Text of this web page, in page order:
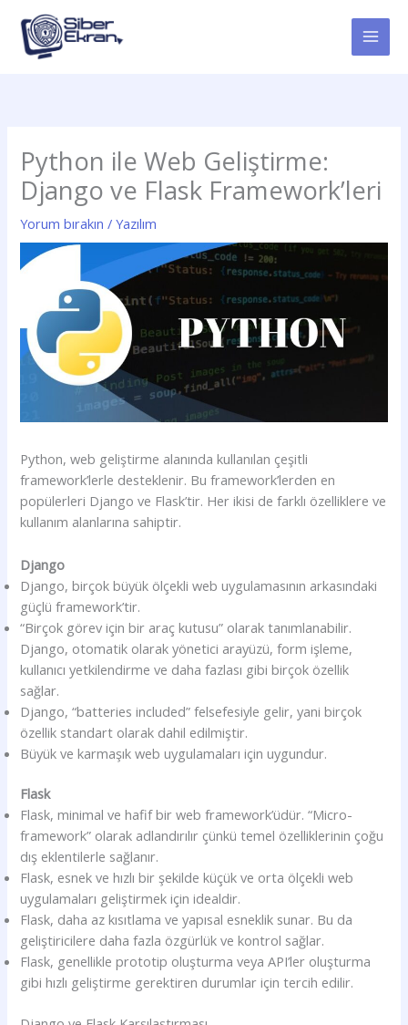
atla
Python ile Web Geliştirme:
Django ve Flask Framework’leri
Yorum bırakın /Yazılım
Python, web geliştirme alanında kullanılan çeşitli
framework’lerle desteklenir. Bu framework’lerden en
popülerleri Django ve Flask’tir. Her ikisi de farklı özelliklere ve
kullanım alanlarına sahiptir.
Django
Django, birçok büyük ölçekli web uygulamasının arkasındaki
güçlü framework’tir.
“Birçok görev için bir araç kutusu” olarak tanımlanabilir.
Django, otomatik olarak yönetici arayüzü, form işleme,
kullanıcı yetkilendirme ve daha fazlası gibi birçok özellik
sağlar.
Django, “batteries included” felsefesiyle gelir, yani birçok
özellik standart olarak dahil edilmiştir.
Büyük ve karmaşık web uygulamaları için uygundur.
Flask
Flask, minimal ve hafif bir web framework’üdür. “Micro-
framework” olarak adlandırılır çünkü temel özelliklerinin çoğu
dış eklentilerle sağlanır.
Flask, esnek ve hızlı bir şekilde küçük ve orta ölçekli web
uygulamaları geliştirmek için idealdir.
Flask, daha az kısıtlama ve yapısal esneklik sunar. Bu da
geliştiricilere daha fazla özgürlük ve kontrol sağlar.
Flask, genellikle prototip oluşturma veya API’ler oluşturma
gibi hızlı geliştirme gerektiren durumlar için tercih edilir.